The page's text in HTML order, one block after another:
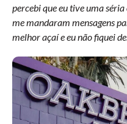
percebi que eu tive uma
me mandaram mensagens
melhor açaí e eu não fiquei